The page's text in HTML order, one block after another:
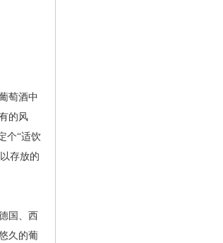
萄酒中
的风
个“适饮
存放的
国、西
久的葡